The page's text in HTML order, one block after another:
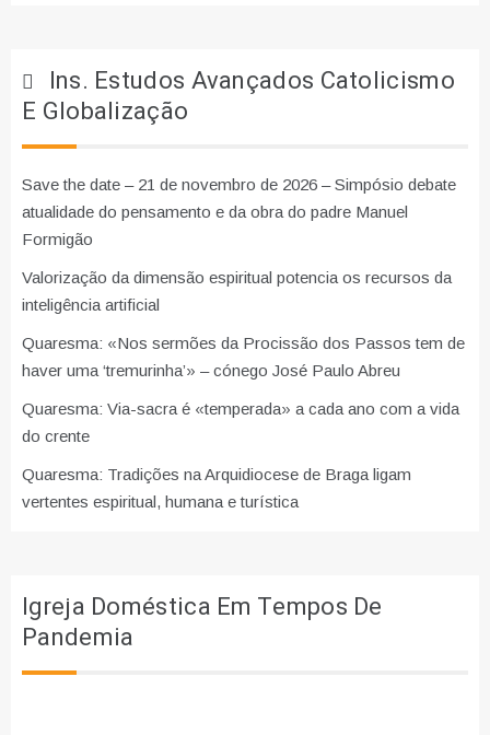
Ins. Estudos Avançados Catolicismo
E Globalização
Save the date – 21 de novembro de 2026 – Simpósio debate
atualidade do pensamento e da obra do padre Manuel
Formigão
Valorização da dimensão espiritual potencia os recursos da
inteligência artificial
Quaresma: «Nos sermões da Procissão dos Passos tem de
haver uma ‘tremurinha’» – cónego José Paulo Abreu
Quaresma: Via-sacra é «temperada» a cada ano com a vida
do crente
Quaresma: Tradições na Arquidiocese de Braga ligam
vertentes espiritual, humana e turística
Igreja Doméstica Em Tempos De
Pandemia